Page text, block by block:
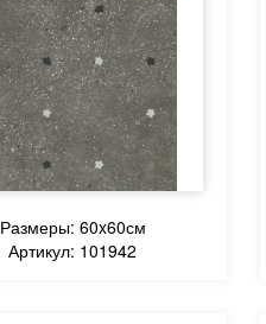
Размеры: 60x60см
Артикул: 101942